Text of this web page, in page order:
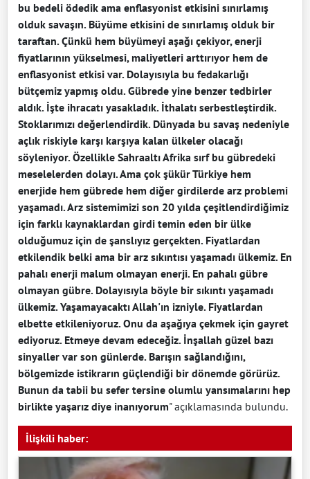
bu bedeli ödedik ama enflasyonist etkisini sınırlamış
olduk savaşın. Büyüme etkisini de sınırlamış olduk bir
taraftan. Çünkü hem büyümeyi aşağı çekiyor, enerji
fiyatlarının yükselmesi, maliyetleri arttırıyor hem de
enflasyonist etkisi var. Dolayısıyla bu fedakarlığı
bütçemiz yapmış oldu. Gübrede yine benzer tedbirler
aldık. İşte ihracatı yasakladık. İthalatı serbestleştirdik.
Stoklarımızı değerlendirdik. Dünyada bu savaş nedeniyle
açlık riskiyle karşı karşıya kalan ülkeler olacağı
söyleniyor. Özellikle Sahraaltı Afrika sırf bu gübredeki
meselelerden dolayı. Ama çok şükür Türkiye hem
enerjide hem gübrede hem diğer girdilerde arz problemi
yaşamadı. Arz sistemimizi son 20 yılda çeşitlendirdiğimiz
için farklı kaynaklardan girdi temin eden bir ülke
olduğumuz için de şanslıyız gerçekten. Fiyatlardan
etkilendik belki ama bir arz sıkıntısı yaşamadı ülkemiz. En
pahalı enerji malum olmayan enerji. En pahalı gübre
olmayan gübre. Dolayısıyla böyle bir sıkıntı yaşamadı
ülkemiz. Yaşamayacaktı Allah'ın izniyle. Fiyatlardan
elbette etkileniyoruz. Onu da aşağıya çekmek için gayret
ediyoruz. Etmeye devam edeceğiz. İnşallah güzel bazı
sinyaller var son günlerde. Barışın sağlandığını,
bölgemizde istikrarın güçlendiği bir dönemde görürüz.
Bunun da tabii bu sefer tersine olumlu yansımalarını hep
birlikte yaşarız diye inanıyorum" açıklamasında bulundu.
İlişkili haber: